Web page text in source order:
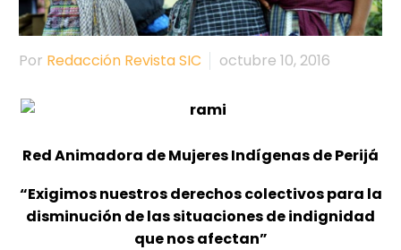
Por Redacción Revista SIC octubre 10, 2016
Red Animadora de Mujeres Indígenas de Perijá
“Exigimos nuestros derechos colectivos para la
disminución de las situaciones de indignidad
que nos afectan”